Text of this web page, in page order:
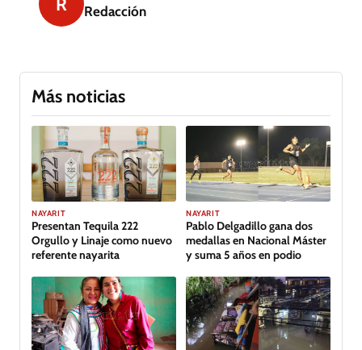
Redacción
Más noticias
GALERÍA
NAYARIT
Presentan Tequila 222
Orgullo y Linaje como nuevo
referente nayarita
NAYARIT
Pablo Delgadillo gana dos
medallas en Nacional Máster
y suma 5 años en podio